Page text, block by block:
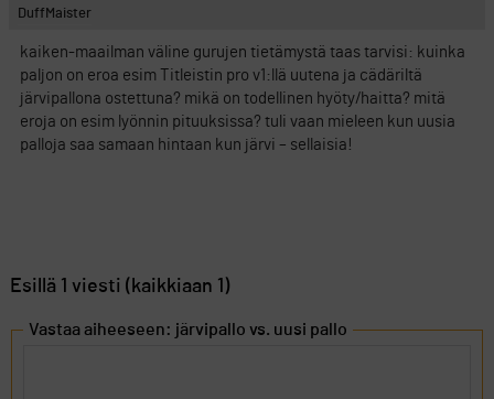
DuffMaister
kaiken-maailman väline gurujen tietämystä taas tarvisi: kuinka
paljon on eroa esim Titleistin pro v1:llä uutena ja cädäriltä
järvipallona ostettuna? mikä on todellinen hyöty/haitta? mitä
eroja on esim lyönnin pituuksissa? tuli vaan mieleen kun uusia
palloja saa samaan hintaan kun järvi – sellaisia!
Esillä 1 viesti (kaikkiaan 1)
Vastaa aiheeseen: järvipallo vs. uusi pallo